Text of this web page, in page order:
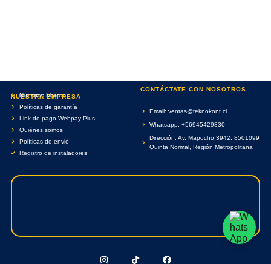
NUESTRA EMPRESA
Nuestras Marcas
Políticas de garantía
Link de pago Webpay Plus
Quiénes somos
Políticas de envió
Registro de instaladores
CONTÁCTATE CON NOSOTROS
Email: ventas@teknokont.cl
Whatsapp: +56945429830
Dirección: Av. Mapocho 3942, 8501099
Quinta Normal, Región Metropolitana